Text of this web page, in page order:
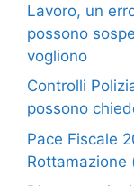
Lavoro, un
possono
vogliono
Controlli
possono
Pace Fiscale
Rottamazione